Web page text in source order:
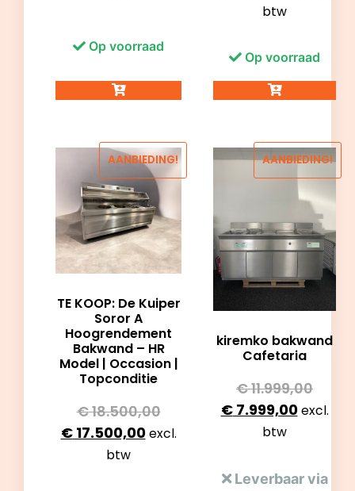
Op voorraad
btw
Op voorraad
AANBIEDING!
TE KOOP: De Kuiper
Soror A
Hoogrendement
Bakwand – HR
Model | Occasion |
Topconditie
€18.500,00
€17.500,00excl.
btw
AANBIEDING!
kiremko bakwand
Cafetaria
€11.999,00
€7.999,00excl.
btw
Leverbaar via